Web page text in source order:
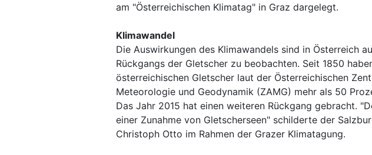
am "Österreichischen Klimatag" in Graz dargelegt.
Klimawandel
Die Auswirkungen des Klimawandels sind in Österreich
Rückgangs der Gletscher zu beobachten. Seit 1850
österreichischen Gletscher laut der Österreichischen
Meteorologie und Geodynamik (ZAMG) mehr als 50
Das Jahr 2015 hat einen weiteren Rückgang gebracht.
einer Zunahme von Gletscherseen" schilderte der
Christoph Otto im Rahmen der Grazer Klimatagung.